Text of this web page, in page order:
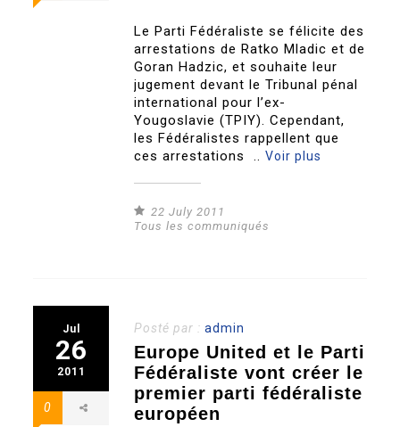
Le Parti Fédéraliste se félicite des
arrestations de Ratko Mladic et de
Goran Hadzic, et souhaite leur
jugement devant le Tribunal pénal
international pour l’ex-
Yougoslavie (TPIY). Cependant,
les Fédéralistes rappellent que
ces arrestations ..Voir plus
22 July 2011
Tous les communiqués
Jul
26
2011
0
Posté par :admin
Europe United et le Parti
Fédéraliste vont créer le
premier parti fédéraliste
européen